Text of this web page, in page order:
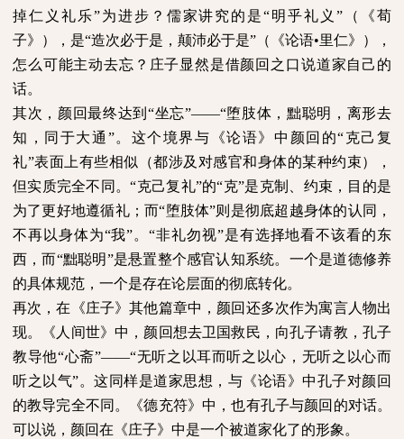
掉仁义礼乐”为进步？儒家讲究的是“明乎礼义”（《荀
子》），是“造次必于是，颠沛必于是”（《论语•里仁》），
怎么可能主动去忘？庄子显然是借颜回之口说道家自己的
话。
其次，颜回最终达到“坐忘”——“堕肢体，黜聪明，离形去
知，同于大通”。这个境界与《论语》中颜回的“克己复
礼”表面上有些相似（都涉及对感官和身体的某种约束），
但实质完全不同。“克己复礼”的“克”是克制、约束，目的是
为了更好地遵循礼；而“堕肢体”则是彻底超越身体的认同，
不再以身体为“我”。“非礼勿视”是有选择地看不该看的东
西，而“黜聪明”是悬置整个感官认知系统。一个是道德修养
的具体规范，一个是存在论层面的彻底转化。
再次，在《庄子》其他篇章中，颜回还多次作为寓言人物出
现。《人间世》中，颜回想去卫国救民，向孔子请教，孔子
教导他“心斋”——“无听之以耳而听之以心，无听之以心而
听之以气”。这同样是道家思想，与《论语》中孔子对颜回
的教导完全不同。《德充符》中，也有孔子与颜回的对话。
可以说，颜回在《庄子》中是一个被道家化了的形象。